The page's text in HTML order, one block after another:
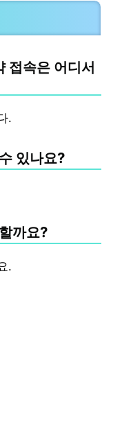
접속은 어디서
.
있나요?
까요?
.